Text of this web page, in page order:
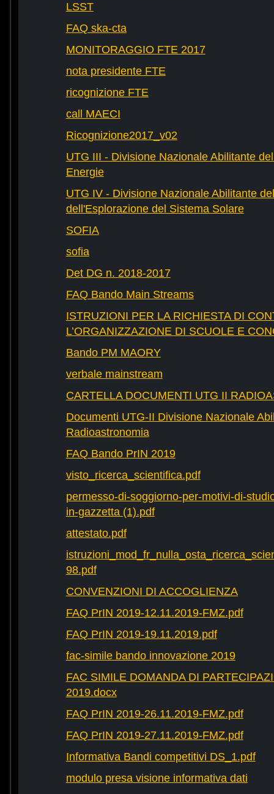
LSST
FAQ ska-cta
MONITORAGGIO FTE 2017
nota presidente FTE
ricognizione FTE
call MAECI
Ricognizione2017_v02
UTG III - Divisione Nazionale Abilitante
Energie
UTG IV - Divisione Nazionale Abilitante
dell'Esplorazione del Sistema Solare
SOFIA
sofia
Det DG n. 2018-2017
FAQ Bando Main Streams
ISTRUZIONI PER LA RICHIESTA DI
L’ORGANIZZAZIONE DI SCUOLE E
Bando PM MAORY
verbale mainstream
CARTELLA DOCUMENTI UTG II
Documenti UTG-II Divisione Nazionale
Radioastronomia
FAQ Bando PrIN 2019
visto_ricerca_scientifica.pdf
permesso-di-soggiorno-per-motivi-di-
in-gazzetta (1).pdf
attestato.pdf
98.pdf
CONVENZIONI DI ACCOGLIENZA
FAQ PrIN 2019-12.11.2019-FMZ.pdf
FAQ PrIN 2019-19.11.2019.pdf
fac-simile bando innovazione 2019
FAC SIMILE DOMANDA DI
2019.docx
FAQ PrIN 2019-26.11.2019-FMZ.pdf
FAQ PrIN 2019-27.11.2019-FMZ.pdf
Informativa Bandi competitivi DS_1.pdf
modulo presa visione informativa dati